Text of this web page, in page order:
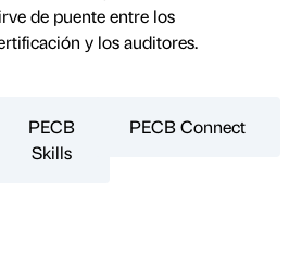
de puente entre los
y los auditores.
PECB
Skills
PECB Connect